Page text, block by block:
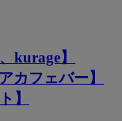
kurage】
カフェバー】
】